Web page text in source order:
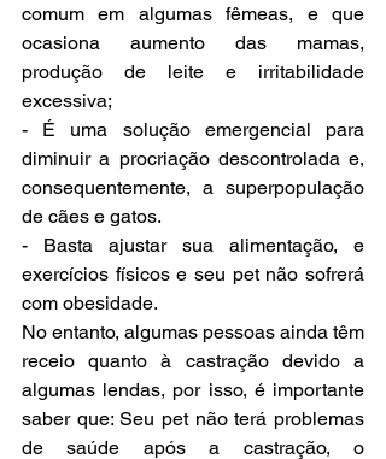
comum em algumas fêmeas, e que
ocasiona aumento das mamas,
produção de leite e irritabilidade
excessiva;
- É uma solução emergencial para
diminuir a procriação descontrolada e,
consequentemente, a superpopulação
de cães e gatos.
- Basta ajustar sua alimentação, e
exercícios físicos e seu pet não sofrerá
com obesidade.
No entanto, algumas pessoas ainda têm
receio quanto à castração devido a
algumas lendas, por isso, é importante
saber que: Seu pet não terá problemas
de saúde após a castração, o